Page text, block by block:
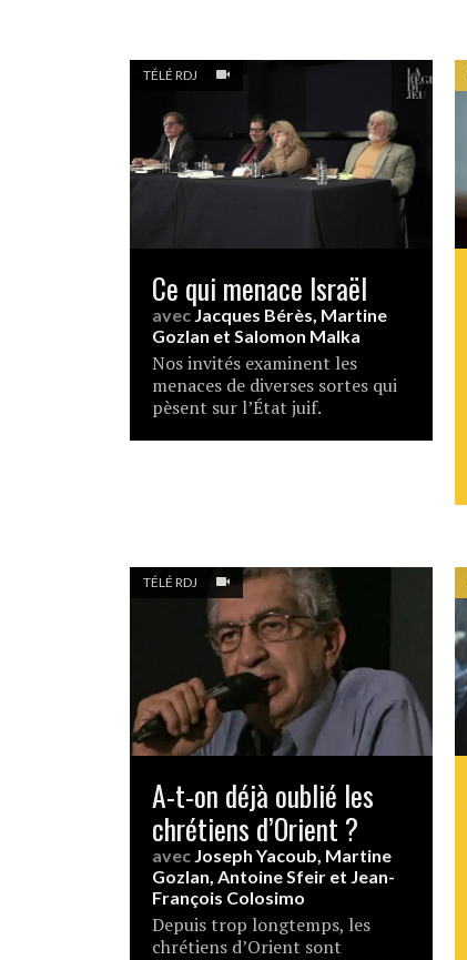
TÉLÉ RDJ
Ce qui menace Israël
avec Jacques Bérès, Martine
Gozlan et Salomon Malka
Nos invités examinent les
menaces de diverses sortes qui
pèsent sur l’État juif.
TÉLÉ RDJ
A-t-on déjà oublié les
chrétiens d’Orient ?
avec Joseph Yacoub, Martine
Gozlan, Antoine Sfeir et Jean-
François Colosimo
Depuis trop longtemps, les
chrétiens d’Orient sont